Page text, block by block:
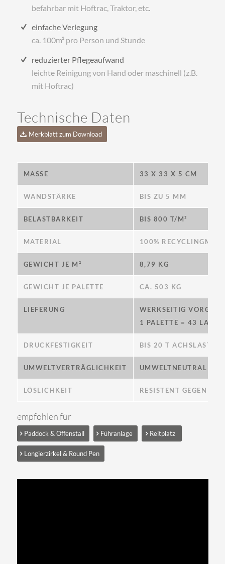
befahrbar mit Hoftrac, Traktor, etc.
einfache Verlegung
ca. 100m² pro Person und Stunde
reduzierter Pflegeaufwand
leichte Reinigung von Hand oder maschinell (z.B.
mit Hoftrac)
Technische Daten
Merkblatt zum Download
MASSE 33 X 33 X 5 CM
WANDSTÄRKE BIS ZU 5 MM
BELASTBARKEIT BIS 800 T/M²
MATERIAL 100%
GEWICHT JE M² 8,79 KG
GEWICHT JE PALETTE CA. 503 KG
LIEFERUNG
WERKSEITIG
1 PALETTE = 43
DRUCKFESTIGKEIT BIS 20 T ACHSLAST
UMWELTVERTRÄGLICHKEIT UMWELTNEUTRAL
LÖSLICHKEIT RESISTENT GEGEN
empfohlen für
Paddock & Offenstall Führanlage Reitplatz
Longierzirkel & Round Pen